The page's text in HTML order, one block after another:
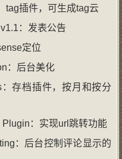
tag插件，可生成tag云
：发表公告
定位
：后台美化
存档插件，按月和按分
：实现url跳转功能
：后台控制评论显示的